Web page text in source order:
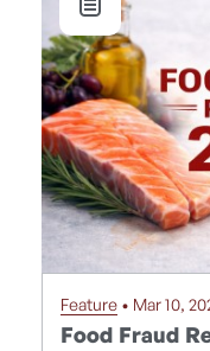
Feature • Mar 10,
Food Fraud